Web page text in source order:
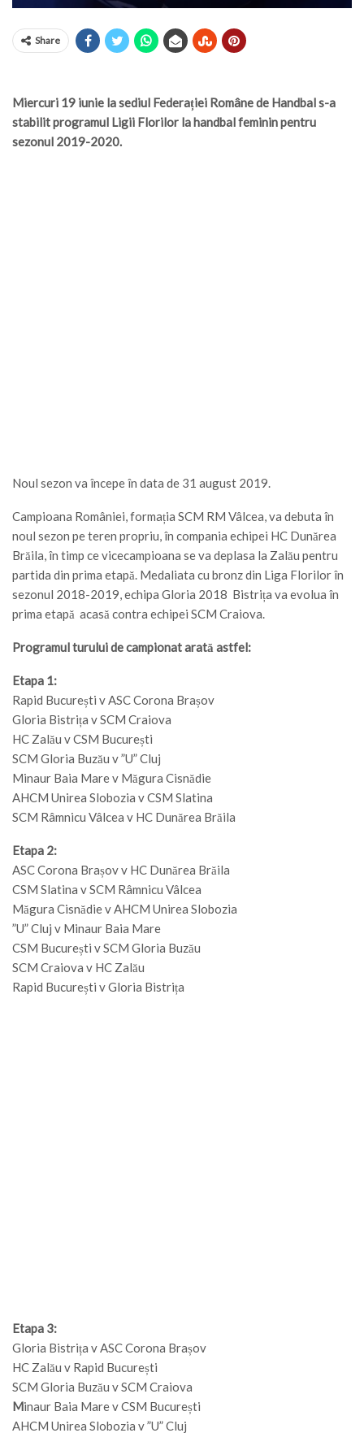
Share
Miercuri 19 iunie la sediul Federației Române de Handbal s-a
stabilit programul Ligii Florilor la handbal feminin pentru
sezonul 2019-2020.
Noul sezon va începe în data de 31 august 2019.
Campioana României, formația SCM RM Vâlcea, va debuta în
noul sezon pe teren propriu, în compania echipei HC Dunărea
Brăila, în timp ce vicecampioana se va deplasa la Zalău pentru
partida din prima etapă. Medaliata cu bronz din Liga Florilor în
sezonul 2018-2019, echipa Gloria 2018 Bistrița va evolua în
prima etapă acasă contra echipei SCM Craiova.
Programul turului de campionat arată astfel:
Etapa 1:
Rapid București v ASC Corona Brașov
Gloria Bistrița v SCM Craiova
HC Zalău v CSM București
SCM Gloria Buzău v ”U” Cluj
Minaur Baia Mare v Măgura Cisnădie
AHCM Unirea Slobozia v CSM Slatina
SCM Râmnicu Vâlcea v HC Dunărea Brăila
Etapa 2:
ASC Corona Brașov v HC Dunărea Brăila
CSM Slatina v SCM Râmnicu Vâlcea
Măgura Cisnădie v AHCM Unirea Slobozia
”U” Cluj v Minaur Baia Mare
CSM București v SCM Gloria Buzău
SCM Craiova v HC Zalău
Rapid București v Gloria Bistrița
Etapa 3:
Gloria Bistrița v ASC Corona Brașov
HC Zalău v Rapid București
SCM Gloria Buzău v SCM Craiova
Minaur Baia Mare v CSM București
AHCM Unirea Slobozia v ”U” Cluj